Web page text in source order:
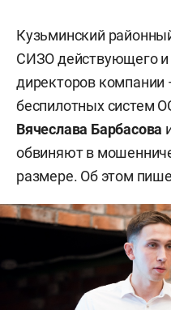
Кузьминский
СИЗО действующего
директоров компании
беспилотных систем
Вячеслава Барбасова
обвиняют в
размере. Об этом